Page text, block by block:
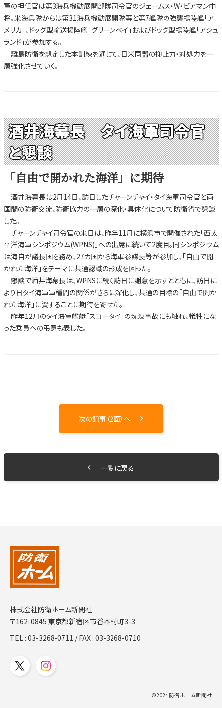
軍の担任官は第3海兵機動展開部隊司令官のジェームス・W・ビアマン中
将。米海兵隊からは第31海兵機動展開隊等と第7艦隊の強襲揚陸艦「ア
メリカ」、ドッグ型輸送揚陸艦「グリーンベイ」およびドッグ型揚陸艦「アシュ
ランド」が参加する。
離島防衛を想定した本訓練を通じて、日米同盟の抑止力・対処力を一
層強化させていく。
酒井海幕長 タイ海軍司令官
と懇談
「自由で開かれた海洋」に期待
酒井海幕長は2月14日、訪日したチャーンチャイ・タイ海軍司令官と両
国間の防衛交流、防衛協力の一層の深化・具体化について防衛省で懇談
した。
チャーンチャイ司令官の来日は、昨年11月に横浜市で開催された「西太
平洋海軍シンポジウム(WPNS)」への出席に続いて2度目。同シンポジウム
は海自が議長国を務め、27カ国から海軍参謀長等が参加し、「自由で開
かれた海洋」をテーマに共通認識の形成を図った。
懇談で酒井海幕長は、WPNSに続く訪日に謝意を示すとともに、訪日に
より日タイ海軍軍種間の関係がさらに深化し、共通の目標の「自由で開か
れた海洋」に資することに期待を寄せた。
昨年12月のタイ海軍艦艇「スコータイ」の沈没事故にも触れ、犠牲にな
った乗員への弔意も表した。
次の記事（2面）へ
一覧に戻る
株式会社防衛ホーム新聞社
〒162-0845 東京都新宿区市谷本村町3-3
TEL :03-3268-0711 / FAX : 03-3268-0710
©2024 防衛ホーム新聞社